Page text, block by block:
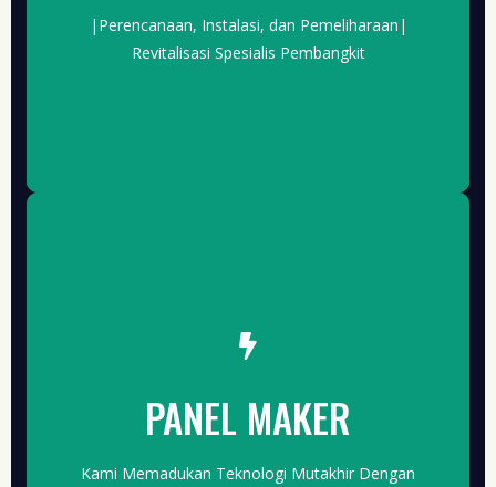
|Perencanaan, Instalasi, dan Pemeliharaan|
Revitalisasi Spesialis Pembangkit
HUBUNGI KAMI
PANEL MAKER
Kami Memadukan Teknologi Mutakhir Dengan
THE DETAIL
Handal, Dan Efisien Untuk Memenuhi Setiap
Tuntutan Proyek Anda.